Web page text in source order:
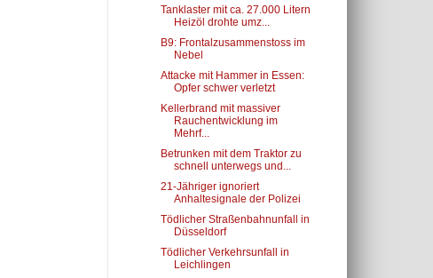
Tanklaster mit ca. 27.000 Litern
Heizöl drohte umz...
B9: Frontalzusammenstoss im
Nebel
Attacke mit Hammer in Essen:
Opfer schwer verletzt
Kellerbrand mit massiver
Rauchentwicklung im
Mehrf...
Betrunken mit dem Traktor zu
schnell unterwegs und...
21-Jähriger ignoriert
Anhaltesignale der Polizei
Tödlicher Straßenbahnunfall in
Düsseldorf
Tödlicher Verkehrsunfall in
Leichlingen